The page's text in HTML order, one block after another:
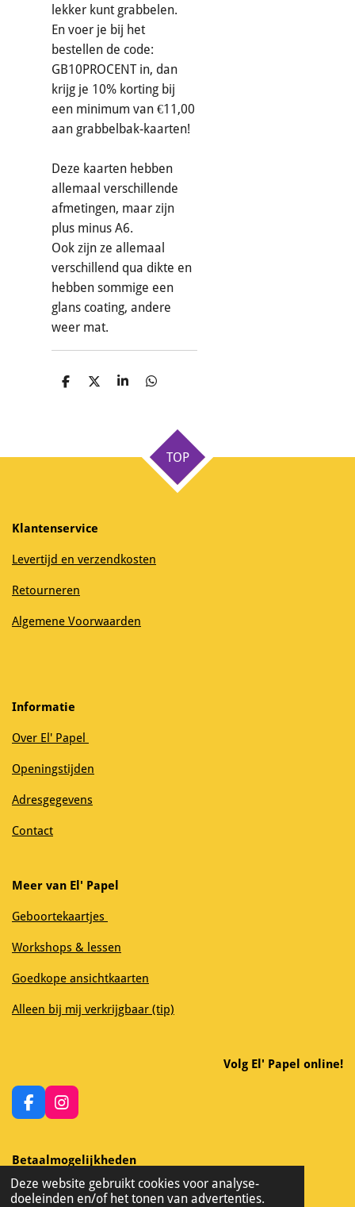
Deze website gebruikt cookies voor analyse-
doeleinden en/of het tonen van advertenties.
lekker kunt grabbelen.
En voer je bij het
bestellen de code:
GB10PROCENT in, dan
krijg je 10% korting bij
een minimum van €11,00
aan grabbelbak-kaarten!
Deze kaarten hebben
allemaal verschillende
afmetingen, maar zijn
plus minus A6.
Ook zijn ze allemaal
verschillend qua dikte en
hebben sommige een
glans coating, andere
weer mat.
D
D
S
D
TOP
Klantenservice
Levertijd en verzendkosten
Retourneren
Algemene Voorwaarden
Informatie
Over El' Papel
Openingstijden
Adresgegevens
Contact
Meer van El' Papel
Geboortekaartjes
Workshops & lessen
Goedkope ansichtkaarten
Alleen bij mij verkrijgbaar (tip)
Volg El' Papel online!
F
a
e
b
o
o
I
n
a
g
r
Betaalmogelijkheden